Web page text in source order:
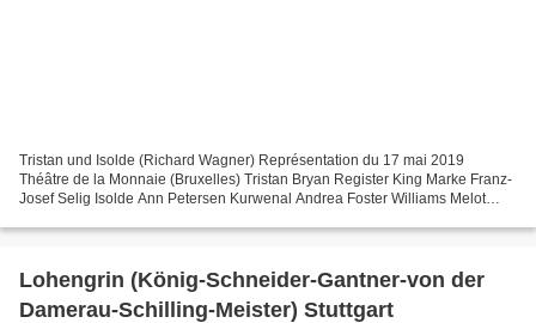
Tristan und Isolde (Richard Wagner) Représentation du 17 mai 2019
Théâtre de la Monnaie (Bruxelles) Tristan Bryan Register King Marke Franz-
Josef Selig Isolde Ann Petersen Kurwenal Andrea Foster Williams Melot
Lohengrin (König-Schneider-Gantner-von der
Damerau-Schilling-Meister) Stuttgart